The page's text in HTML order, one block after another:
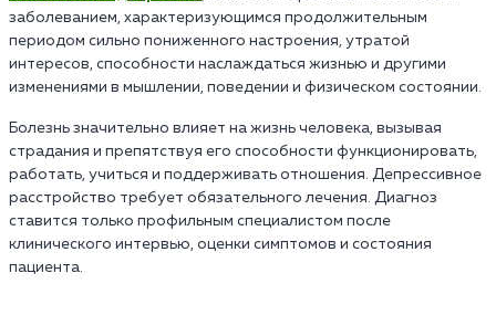
заболеванием, характеризующимся продолжительным
периодом сильно пониженного настроения, утратой
интересов, способности наслаждаться жизнью и другими
изменениями в мышлении, поведении и физическом состоянии.
Болезнь значительно влияет на жизнь человека, вызывая
страдания и препятствуя его способности функционировать,
работать, учиться и поддерживать отношения. Депрессивное
расстройство требует обязательного лечения. Диагноз
ставится только профильным специалистом после
клинического интервью, оценки симптомов и состояния
пациента.